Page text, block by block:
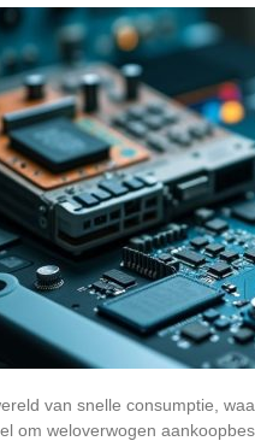
van snelle consumptie,
om weloverwogen